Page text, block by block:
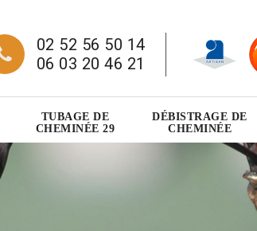
02 52 56 50 14
06 03 20 46 21
TUBAGE DE
CHEMINÉE 29
DÉBISTRAGE DE
CHEMINÉE